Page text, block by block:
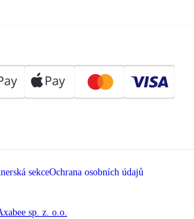
sekceOchrana osobních údajů
sp. z. o.o.